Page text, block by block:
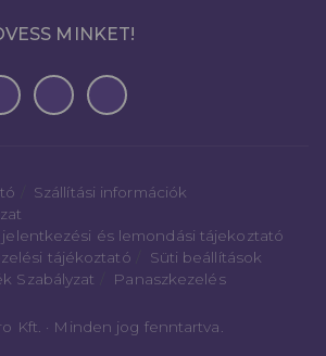
MINKET!
Szállítási információk
jelentkezési és lemondási tájekoztató
tájékoztató
Süti beállítások
Szabályzat
Panaszkezelés
Kft. · Minden jog fenntartva.